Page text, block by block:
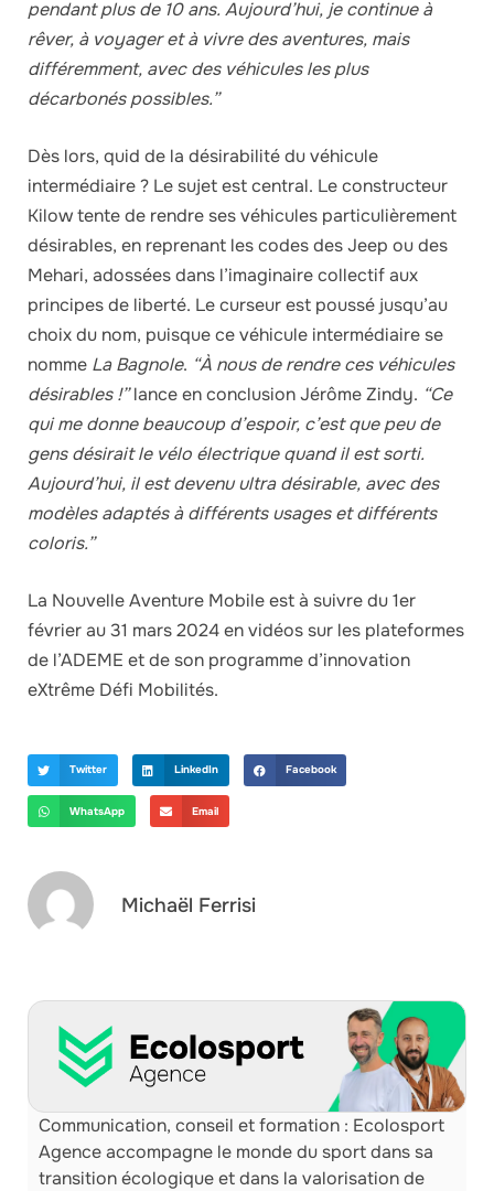
pendant plus de 10 ans. Aujourd’hui, je continue à
rêver, à voyager et à vivre des aventures, mais
différemment, avec des véhicules les plus
décarbonés possibles.”
Dès lors, quid de la désirabilité du véhicule
intermédiaire ? Le sujet est central. Le constructeur
Kilow tente de rendre ses véhicules particulièrement
désirables, en reprenant les codes des Jeep ou des
Mehari, adossées dans l’imaginaire collectif aux
principes de liberté. Le curseur est poussé jusqu’au
choix du nom, puisque ce véhicule intermédiaire se
nomme La Bagnole. “À nous de rendre ces véhicules
désirables !”lance en conclusion Jérôme Zindy. “Ce
qui me donne beaucoup d’espoir, c’est que peu de
gens désirait le vélo électrique quand il est sorti.
Aujourd’hui, il est devenu ultra désirable, avec des
modèles adaptés à différents usages et différents
coloris.”
La Nouvelle Aventure Mobile est à suivre du 1er
février au 31 mars 2024 en vidéos sur les plateformes
de l’ADEME et de son programme d’innovation
eXtrême Défi Mobilités.
Twitter LinkedIn Facebook
WhatsApp Email
Michaël Ferrisi
Communication, conseil et formation : Ecolosport
Agence accompagne le monde du sport dans sa
transition écologique et dans la valorisation de